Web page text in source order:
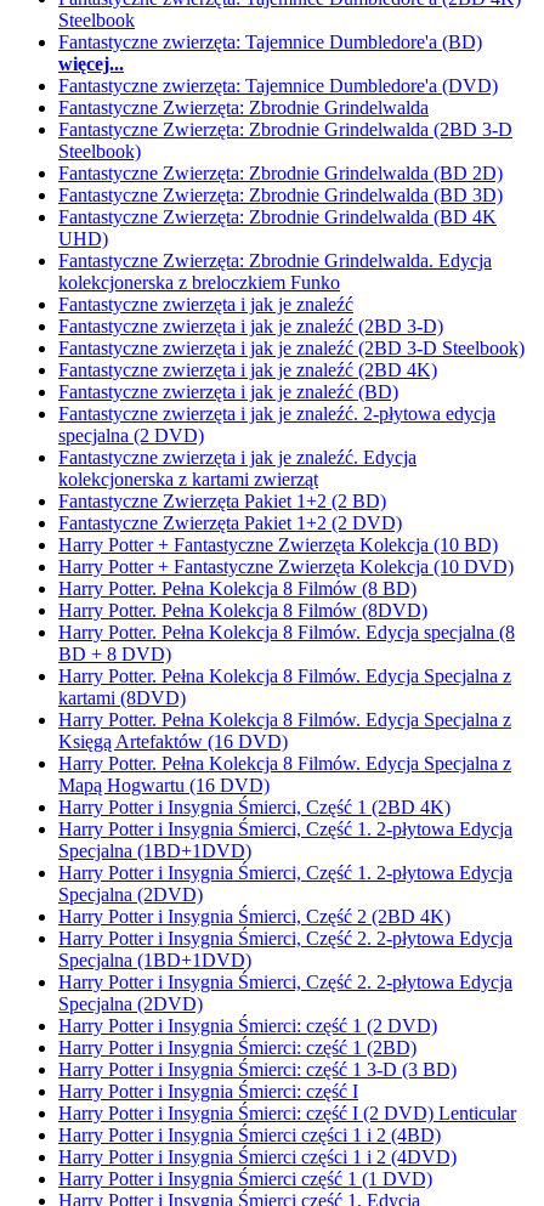
Steelbook
Fantastyczne zwierzęta: Tajemnice Dumbledore'a (BD)
więcej...
Fantastyczne zwierzęta: Tajemnice Dumbledore'a (DVD)
Fantastyczne Zwierzęta: Zbrodnie Grindelwalda
Fantastyczne Zwierzęta: Zbrodnie Grindelwalda (2BD 3-D
Steelbook)
Fantastyczne Zwierzęta: Zbrodnie Grindelwalda (BD 2D)
Fantastyczne Zwierzęta: Zbrodnie Grindelwalda (BD 3D)
Fantastyczne Zwierzęta: Zbrodnie Grindelwalda (BD 4K
UHD)
Fantastyczne Zwierzęta: Zbrodnie Grindelwalda. Edycja
kolekcjonerska z breloczkiem Funko
Fantastyczne zwierzęta i jak je znaleźć
Fantastyczne zwierzęta i jak je znaleźć (2BD 3-D)
Fantastyczne zwierzęta i jak je znaleźć (2BD 3-D Steelbook)
Fantastyczne zwierzęta i jak je znaleźć (2BD 4K)
Fantastyczne zwierzęta i jak je znaleźć (BD)
Fantastyczne zwierzęta i jak je znaleźć. 2-płytowa edycja
specjalna (2 DVD)
Fantastyczne zwierzęta i jak je znaleźć. Edycja
kolekcjonerska z kartami zwierząt
Fantastyczne Zwierzęta Pakiet 1+2 (2 BD)
Fantastyczne Zwierzęta Pakiet 1+2 (2 DVD)
Harry Potter + Fantastyczne Zwierzęta Kolekcja (10 BD)
Harry Potter + Fantastyczne Zwierzęta Kolekcja (10 DVD)
Harry Potter. Pełna Kolekcja 8 Filmów (8 BD)
Harry Potter. Pełna Kolekcja 8 Filmów (8DVD)
Harry Potter. Pełna Kolekcja 8 Filmów. Edycja specjalna (8
BD + 8 DVD)
Harry Potter. Pełna Kolekcja 8 Filmów. Edycja Specjalna z
kartami (8DVD)
Harry Potter. Pełna Kolekcja 8 Filmów. Edycja Specjalna z
Księgą Artefaktów (16 DVD)
Harry Potter. Pełna Kolekcja 8 Filmów. Edycja Specjalna z
Mapą Hogwartu (16 DVD)
Harry Potter i Insygnia Śmierci, Część 1 (2BD 4K)
Harry Potter i Insygnia Śmierci, Część 1. 2-płytowa Edycja
Specjalna (1BD+1DVD)
Harry Potter i Insygnia Śmierci, Część 1. 2-płytowa Edycja
Specjalna (2DVD)
Harry Potter i Insygnia Śmierci, Część 2 (2BD 4K)
Harry Potter i Insygnia Śmierci, Część 2. 2-płytowa Edycja
Specjalna (1BD+1DVD)
Harry Potter i Insygnia Śmierci, Część 2. 2-płytowa Edycja
Specjalna (2DVD)
Harry Potter i Insygnia Śmierci: część 1 (2 DVD)
Harry Potter i Insygnia Śmierci: część 1 (2BD)
Harry Potter i Insygnia Śmierci: część 1 3-D (3 BD)
Harry Potter i Insygnia Śmierci: część I
Harry Potter i Insygnia Śmierci: część I (2 DVD) Lenticular
Harry Potter i Insygnia Śmierci części 1 i 2 (4BD)
Harry Potter i Insygnia Śmierci części 1 i 2 (4DVD)
Harry Potter i Insygnia Śmierci część 1 (1 DVD)
Harry Potter i Insygnia Śmierci część 1, Edycja